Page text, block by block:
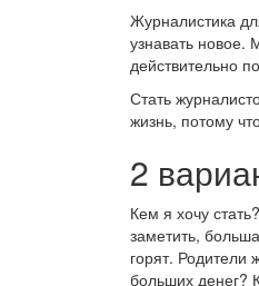
Журналистика
узнавать новое.
действительно
Стать
жизнь, потому
2
Кем я хочу
заметить,
горят.
больших денег?